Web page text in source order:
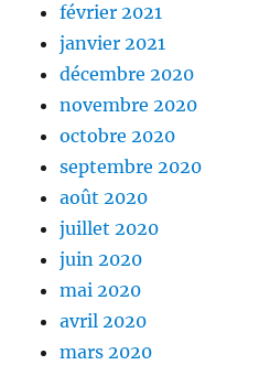
février 2021
janvier 2021
décembre 2020
novembre 2020
octobre 2020
septembre 2020
août 2020
juillet 2020
juin 2020
mai 2020
avril 2020
mars 2020